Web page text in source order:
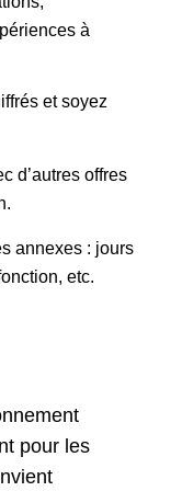
à
et soyez
d’autres offres
annexes : jours
etc.
pour les